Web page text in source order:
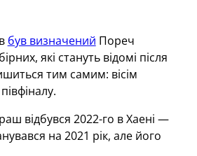
був визначений Пореч
які стануть відомі після
тим самим: вісім
відбувся 2022-го в Хаені —
на 2021 рік, але його